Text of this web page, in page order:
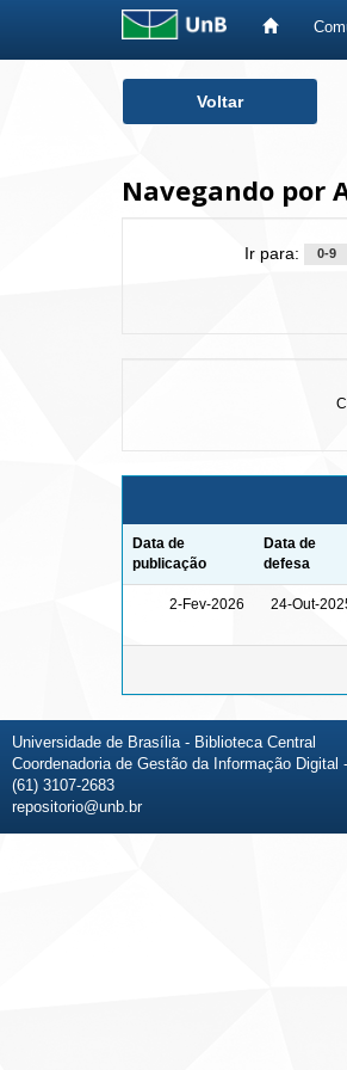
Voltar
Navegando por
Ir para: 0-9
Data de
publicação
Data de
defesa
2-Fev-2026 24-Out-
Universidade de Brasília - Biblioteca Central
Coordenadoria de Gestão da Informação Digital
(61) 3107-2683
repositorio@unb.br